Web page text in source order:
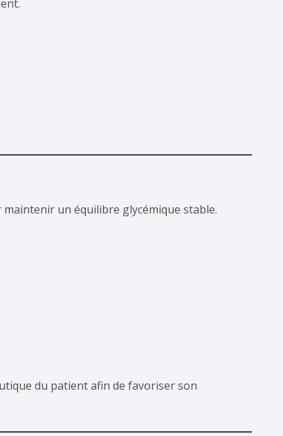
un équilibre glycémique stable.
du patient afin de favoriser son